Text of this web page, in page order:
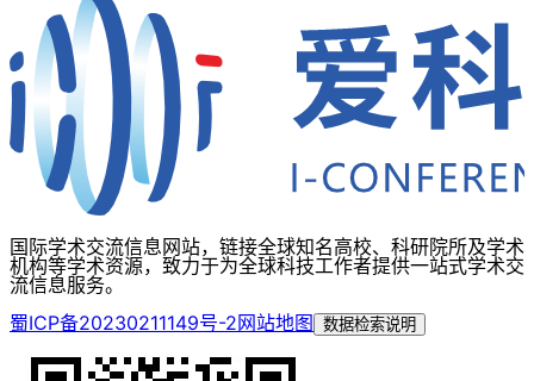
国际学术交流信息网站，链接全球知名高校、科研院所及学术
机构等学术资源，致力于为全球科技工作者提供一站式学术交
流信息服务。
蜀ICP备20230211149号-2网站地图 数据检索说明